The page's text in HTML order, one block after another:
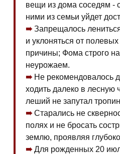
вещи из дома соседям -
ними из семьи уйдет
Запрещалось
и уклоняться от
причины; Фома строго
неурожаем.
Не рекомендовалось
ходить далеко в лесную
леший не запутал
Старались не
полях и не бросать
землю, проявляя
Для рожденных 20